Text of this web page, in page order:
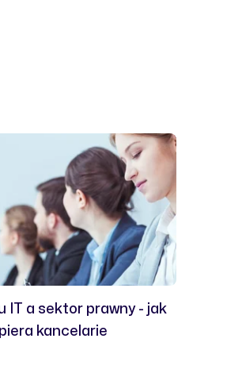
IT a sektor prawny - jak
kancelarie